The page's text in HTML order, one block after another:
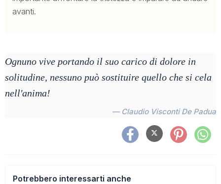
avanti.
Ognuno vive portando il suo carico di dolore in
solitudine, nessuno può sostituire quello che si cela
nell'anima!
— Claudio Visconti De Padua
Potrebbero interessarti anche